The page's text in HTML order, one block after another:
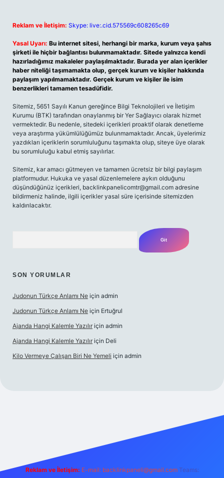
Reklam ve İletişim: Skype: live:.cid.575569c608265c69
Yasal Uyarı: Bu internet sitesi, herhangi bir marka, kurum veya şahıs
şirketi ile hiçbir bağlantısı bulunmamaktadır. Sitede yalnızca kendi
hazırladığımız makaleler paylaşılmaktadır. Burada yer alan içerikler
haber niteliği taşımamakta olup, gerçek kurum ve kişiler hakkında
paylaşım yapılmamaktadır. Gerçek kurum ve kişiler ile isim
benzerlikleri tamamen tesadüfidir.
Sitemiz, 5651 Sayılı Kanun gereğince Bilgi Teknolojileri ve İletişim
Kurumu (BTK) tarafından onaylanmış bir Yer Sağlayıcı olarak hizmet
vermektedir. Bu nedenle, sitedeki içerikleri proaktif olarak denetleme
veya araştırma yükümlülüğümüz bulunmamaktadır. Ancak, üyelerimiz
yazdıkları içeriklerin sorumluluğunu taşımakta olup, siteye üye olarak
bu sorumluluğu kabul etmiş sayılırlar.
Sitemiz, kar amacı gütmeyen ve tamamen ücretsiz bir bilgi paylaşım
platformudur. Hukuka ve yasal düzenlemelere aykırı olduğunu
düşündüğünüz içerikleri, backlinkpanelicomtr@gmail.com adresine
bildirmeniz halinde, ilgili içerikler yasal süre içerisinde sitemizden
kaldırılacaktır.
SON YORUMLAR
Judonun Türkçe Anlamı Ne için admin
Judonun Türkçe Anlamı Ne için Ertuğrul
Ajanda Hangi Kalemle Yazılır için admin
Ajanda Hangi Kalemle Yazılır için Deli
Kilo Vermeye Çalışan Biri Ne Yemeli için admin
Reklam ve İletişim: E-mail: backlinkpaneli@gmail.com Teams: